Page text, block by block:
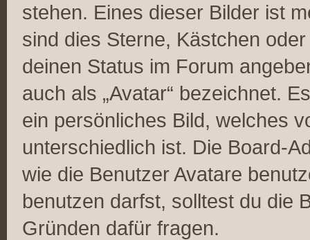
stehen. Eines dieser Bilder ist
sind dies Sterne, Kästchen
deinen Status im Forum
auch als „Avatar“ bezeichnet.
ein persönliches Bild, welches
unterschiedlich ist. Die Board-
wie die Benutzer Avatare
benutzen darfst, solltest du die
Gründen dafür fragen.